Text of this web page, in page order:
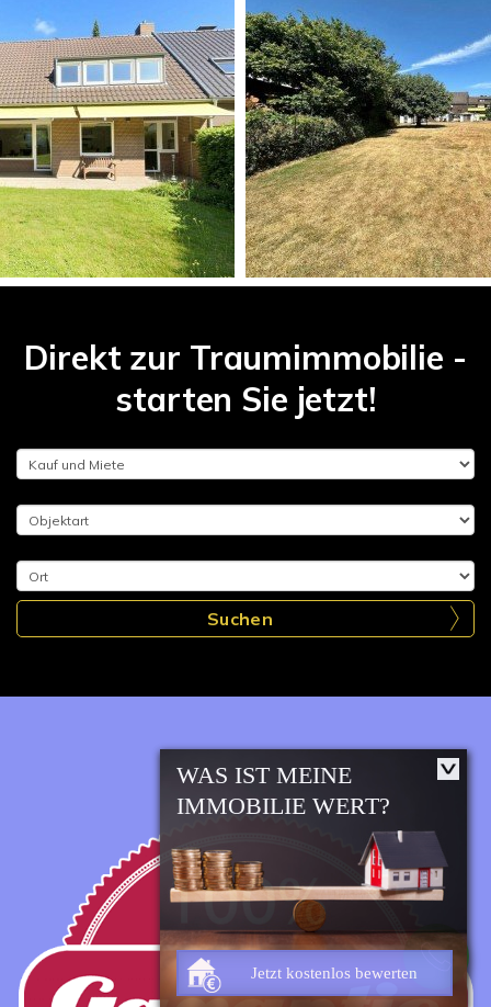
Direkt zur Traumimmobilie -
starten Sie jetzt!
Suchen
WAS IST MEINE
IMMOBILIE WERT?
Jetzt kostenlos bewerten